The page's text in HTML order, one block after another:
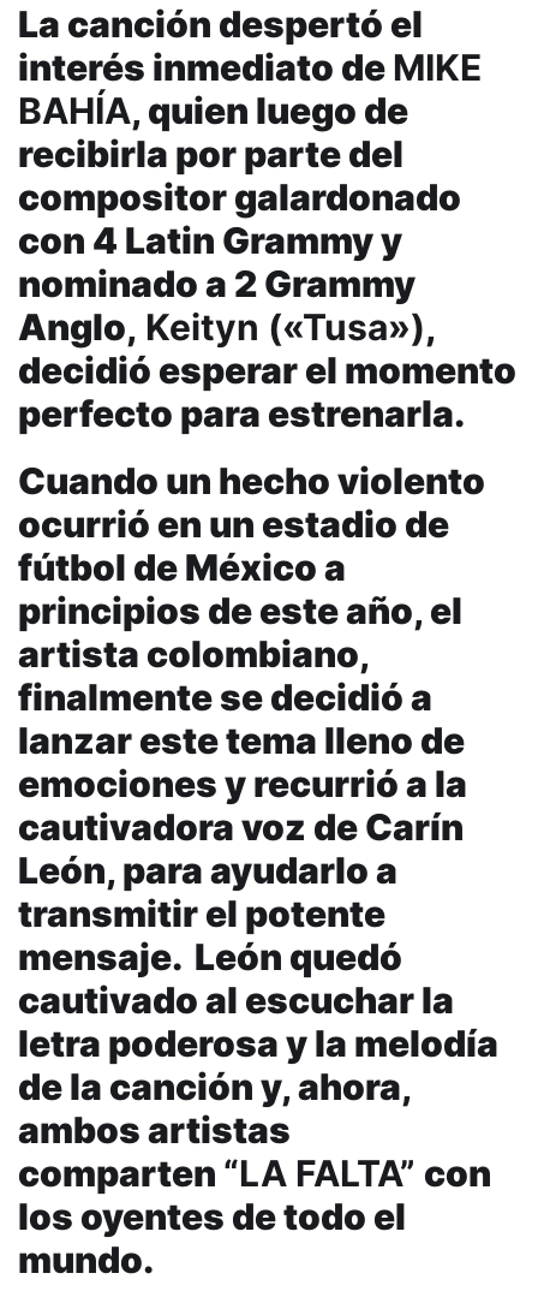
La canción despertó el
interés inmediato deMIKE
BAHÍA, quien luego de
recibirla por parte del
compositor galardonado
con 4 Latin Grammy y
nominado a 2 Grammy
Anglo, Keityn («Tusa»),
decidió esperar el momento
perfecto para estrenarla.
Cuando un hecho violento
ocurrió en un estadio de
fútbol de México a
principios de este año, el
artista colombiano,
finalmente se decidió a
lanzar este tema lleno de
emociones y recurrió a la
cautivadora voz de Carín
León, para ayudarlo a
transmitir el potente
mensaje. León quedó
cautivado al escuchar la
letra poderosa y la melodía
de la canción y, ahora,
ambos artistas
comparten “LA FALTA” con
los oyentes de todo el
mundo.